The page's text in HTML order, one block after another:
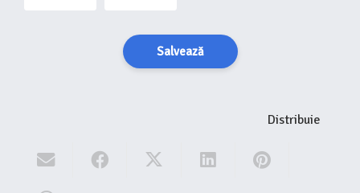
Salvează
Distribuie